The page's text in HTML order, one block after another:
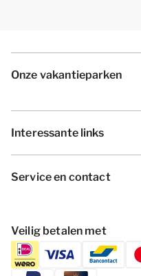
Onze vakantieparken
Interessante links
Service en contact
Veilig betalen met